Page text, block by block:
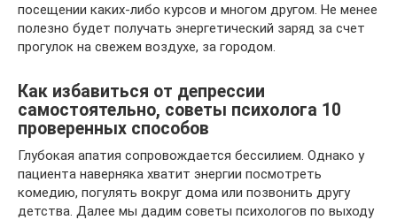
посещении каких-либо курсов и многом другом. Не менее
полезно будет получать энергетический заряд за счет
прогулок на свежем воздухе, за городом.
Как избавиться от депрессии
самостоятельно, советы психолога 10
проверенных способов
Глубокая апатия сопровождается бессилием. Однако у
пациента наверняка хватит энергии посмотреть
комедию, погулять вокруг дома или позвонить другу
детства. Далее мы дадим советы психологов по выходу